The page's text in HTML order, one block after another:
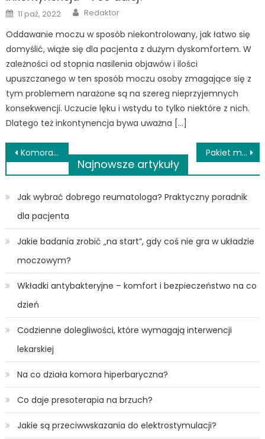
Posted
on
11 paź, 2022 Author
Redaktor
Oddawanie moczu w sposób niekontrolowany, jak łatwo się
domyślić, wiąże się dla pacjenta z dużym dyskomfortem. W
zależności od stopnia nasilenia objawów i ilości
upuszczanego w ten sposób moczu osoby zmagające się z
tym problemem narażone są na szereg nieprzyjemnych
konsekwencji. Uczucie lęku i wstydu to tylko niektóre z nich.
Dlatego też inkontynencja bywa uważna […]
Nawigacja
wpisu
Komora hiperbaryczna – jak działa i jakie ma zastosowanie? Pakiet medyczny dla jednoosobowej działalności gospodarczej
Najnowsze artykuły
Jak wybrać dobrego reumatologa? Praktyczny poradnik
dla pacjenta
Jakie badania zrobić „na start”, gdy coś nie gra w układzie
moczowym?
Wkładki antybakteryjne – komfort i bezpieczeństwo na co
dzień
Codzienne dolegliwości, które wymagają interwencji
lekarskiej
Na co działa komora hiperbaryczna?
Co daje presoterapia na brzuch?
Jakie są przeciwwskazania do elektrostymulacji?